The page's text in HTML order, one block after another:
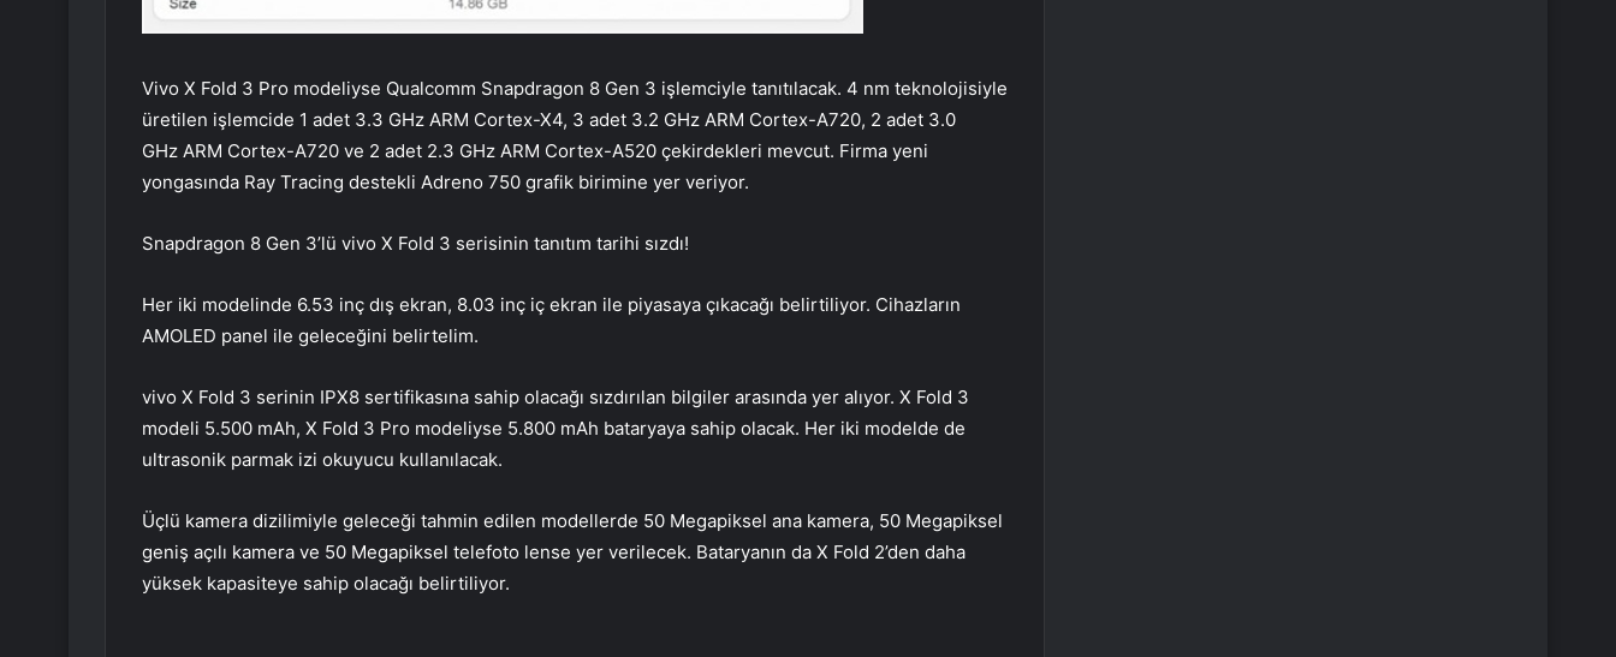
Vivo X Fold 3 Pro modeliyse Qualcomm Snapdragon 8 Gen 3 işlemciyle tanıtılacak. 4 nm teknolojisiyle
üretilen işlemcide 1 adet 3.3 GHz ARM Cortex-X4, 3 adet 3.2 GHz ARM Cortex-A720, 2 adet 3.0
GHz ARM Cortex-A720 ve 2 adet 2.3 GHz ARM Cortex-A520 çekirdekleri mevcut. Firma yeni
yongasında Ray Tracing destekli Adreno 750 grafik birimine yer veriyor.
Snapdragon 8 Gen 3’lü vivo X Fold 3 serisinin tanıtım tarihi sızdı!
Her iki modelinde 6.53 inç dış ekran, 8.03 inç iç ekran ile piyasaya çıkacağı belirtiliyor. Cihazların
AMOLED panel ile geleceğini belirtelim.
vivo X Fold 3 serinin IPX8 sertifikasına sahip olacağı sızdırılan bilgiler arasında yer alıyor. X Fold 3
modeli 5.500 mAh, X Fold 3 Pro modeliyse 5.800 mAh bataryaya sahip olacak. Her iki modelde de
ultrasonik parmak izi okuyucu kullanılacak.
Üçlü kamera dizilimiyle geleceği tahmin edilen modellerde 50 Megapiksel ana kamera, 50 Megapiksel
geniş açılı kamera ve 50 Megapiksel telefoto lense yer verilecek. Bataryanın da X Fold 2’den daha
yüksek kapasiteye sahip olacağı belirtiliyor.